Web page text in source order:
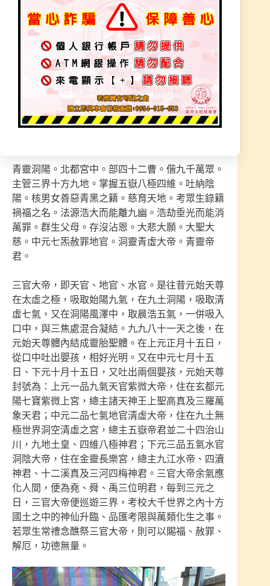
帝五嶽諸地神仙。每逢七月十五日，即來人間，校
戒罪福，為人赦罪。
青靈洞陽。北都宮中。部四十二曹。偕九千萬眾。
主管三界十方九地。掌握五嶽八極四維。吐納陰
陽。核男女善惡青黑之籍。慈育天地。考眾生錄籍
禍福之名。法源浩大而能離九幽。浩劫垂光而能消
萬罪。群生父母。存沒沾恩。大悲大願。大聖大
慈。中元七炁赦罪地官。洞靈青虛大帝。青靈帝
君。
三官大帝，即天官、地官、水官。是往昔元始天尊
在太虛之極，吸取始陽九氣，在九土洞陽，吸取清
虛七氣，又在洞陽風澤中，取晨浩五氣，一併吸入
口中，與三焦處混合凝結。九九八十一天之後，在
元始天尊體內結成靈胎聖體。在上元正月十五日，
從口中吐出嬰孩，相好光明。又在中元七月十五
日、下元十月十五日，又吐出兩個嬰孩，元始天尊
封號為：上元一品九氣天官紫微大帝，住在玄都元
陽七寶紫微上宮，總主諸天神王上聖高真及三羅萬
象天君；中元二品七氣地官清虛大帝，住在九土無
極世界洞空清虛之宮，總主五嶽帝君並二十四治山
川，九地土皇、四維八極神君；下元三品五氣水官
洞陰大帝，住在金靈長樂宮，總主九江水帝、四瀆
神君、十二溪真及三河四梅神君。三官大帝余氣應
化人間，便為堯、舜、禹三位明君，每到三元之
日，三官大帝便巡遊三界，考校大千世界之內十方
國土之中的神仙升臨、品匯考限與萬類化生之事。
若眾生常禮念醮祭三官大帝，則可以賜福、赦罪、
解厄，功德無量。